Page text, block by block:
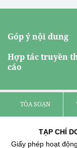
Góp ý nội dung
Hợp tác truyền
cáo
TÒA SOẠN
TẠP CHÍ
Giấy phép hoạt